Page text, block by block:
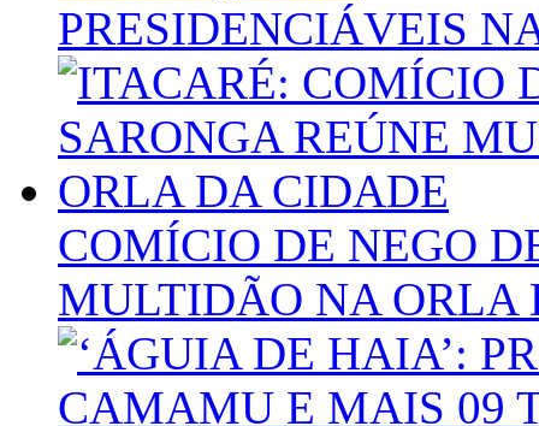
PRESIDENCIÁVEIS
COMÍCIO DE NEGO
MULTIDÃO NA ORLA